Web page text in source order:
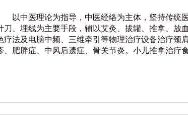
以中医理论为指导，中医经络为主体，坚持传统
刀、埋线为主要手段，辅以艾灸、拔罐、推拿、放
疗法及电脑中频、三维牵引等物理治疗设备治疗颈
、肥胖症、中风后遗症、骨关节炎。小儿推拿治疗